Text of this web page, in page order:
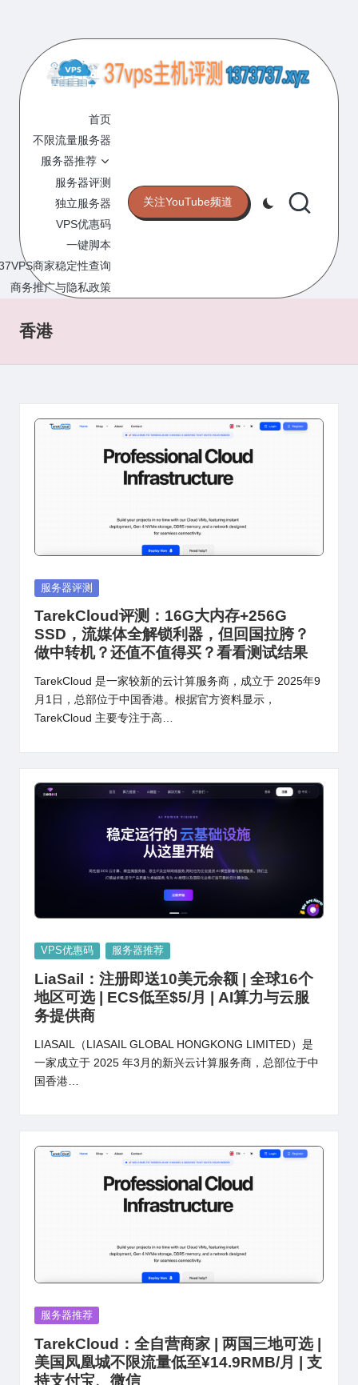
content
7
V
P
S
主
机
评
测
的
VPS
网
站
首页
不限流量服务器
服务器推荐
服务器评测
独立服务器
VPS优惠码
一键脚本
商家稳定性查询
商务推广与隐私政策
关注YouTube频道
香港
Posted
服务器评测
TarekCloud评测：16G大内存+256G
SSD，流媒体全解锁利器，但回国拉胯？
做中转机？还值不值得买？看看测试结果
TarekCloud 是一家较新的云计算服务商，成立于 2025年9
月1日，总部位于中国香港。根据官方资料显示，
TarekCloud 主要专注于高…
Posted
VPS优惠码 服务器推荐
LiaSail：注册即送10美元余额 | 全球16个
地区可选 | ECS低至$5/月 | AI算力与云服
务提供商
LIASAIL（LIASAIL GLOBAL HONGKONG LIMITED）是
一家成立于 2025 年3月的新兴云计算服务商，总部位于中
国香港…
Posted
服务器推荐
TarekCloud：全自营商家 | 两国三地可选 |
美国凤凰城不限流量低至¥14.9RMB/月 | 支
持支付宝、微信